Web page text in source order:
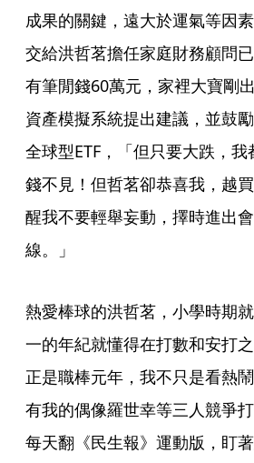
成果的關鍵，遠大於運氣等因
交給洪哲茗擔任家庭財務顧問
有筆閒錢60萬元，家裡大寶剛
資產模擬系統提出建議，並鼓
全球型ETF，「但只要大跌，
錢不見！但哲茗卻恭喜我，越
醒我不要輕舉妄動，擇時進出
線。」
熱愛棒球的洪哲茗，小學時期
一的年紀就懂得在打數和安打
正是職棒元年，我不只是看熱
有我的偶像羅世幸等三人競爭
每天翻《民生報》運動版，盯